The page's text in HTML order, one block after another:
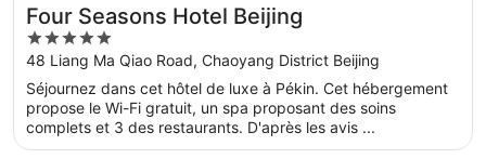
Four Seasons Hotel Beijing
5
out
of
5
48 Liang Ma Qiao Road, Chaoyang District Beijing
Séjournez dans cet hôtel de luxe à Pékin. Cet hébergement
propose le Wi-Fi gratuit, un spa proposant des soins
complets et 3 des restaurants. D'après les avis ...